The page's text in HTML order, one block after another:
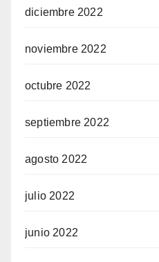
diciembre 2022
noviembre 2022
octubre 2022
septiembre 2022
agosto 2022
julio 2022
junio 2022